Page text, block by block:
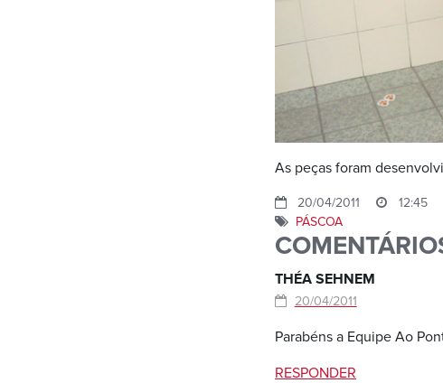
As peças foram
20/04/2011
12:45
PÁSCOA
THÉA SEHNEM
20/04/2011
Parabéns a Equipe Ao
RESPONDER